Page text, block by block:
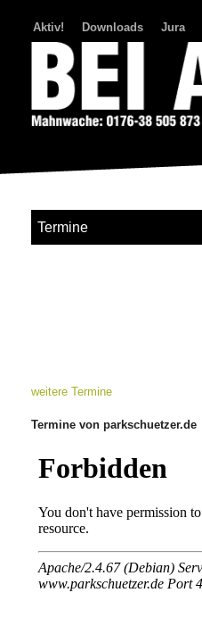
Aktiv! Downloads Jura
Termine
weitere Termine
Termine von parkschuetzer.de